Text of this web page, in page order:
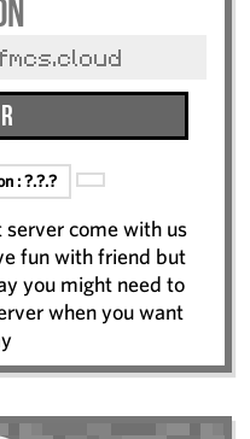
:?.?.?
come with us
fun with friend but
you might need to
when you want